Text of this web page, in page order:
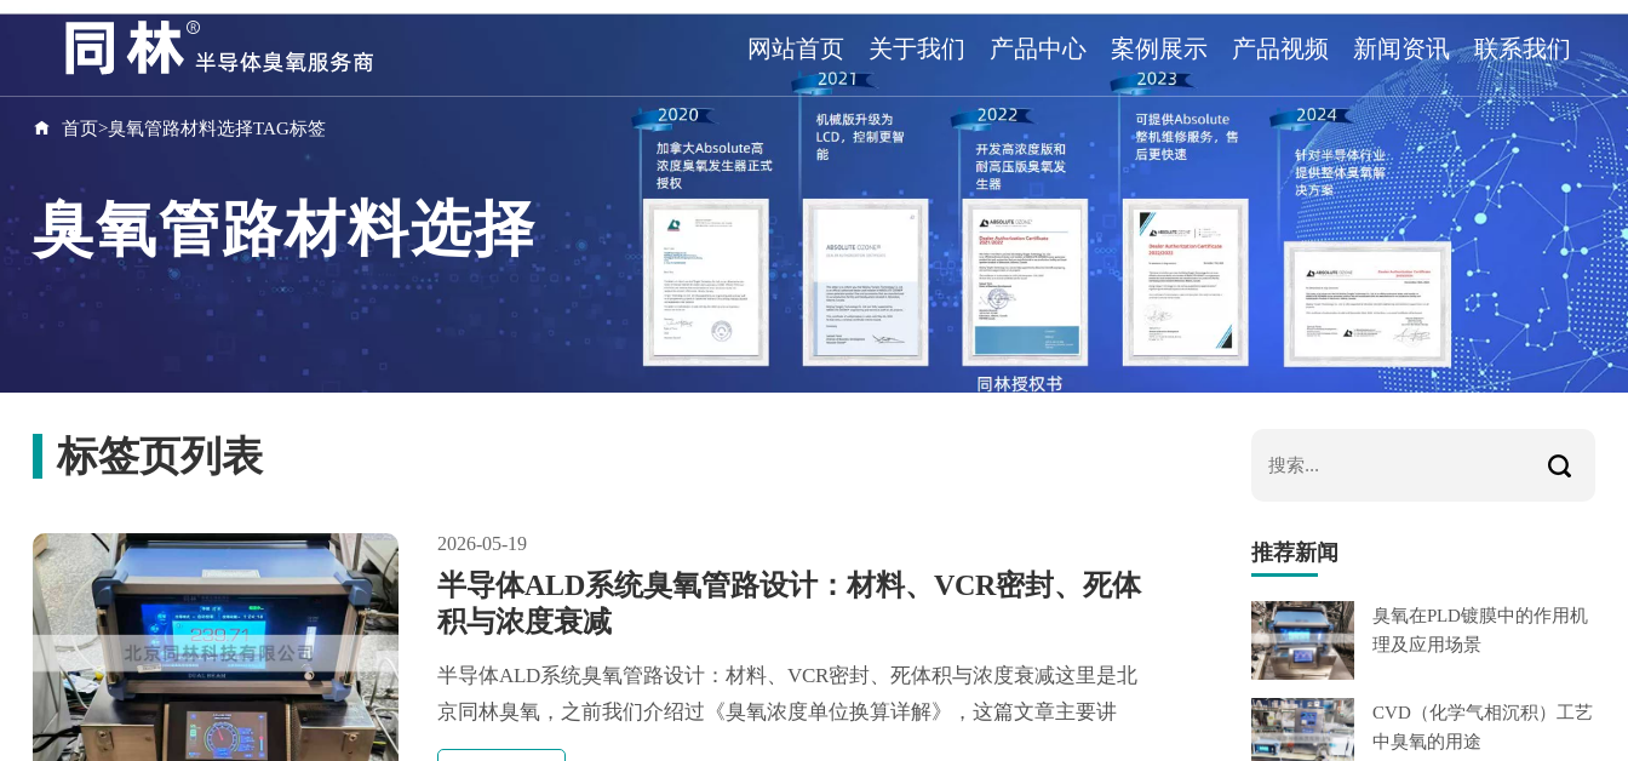
网站首页 关于我们 产品中心 案例展示 产品视频 新闻资讯 联系我们
首页>臭氧管路材料选择TAG标签
臭氧管路材料选择
标签页列表
2026-05-19
半导体ALD系统臭氧管路设计：材料、VCR密封、死体
积与浓度衰减
半导体ALD系统臭氧管路设计：材料、VCR密封、死体积与浓度衰减这里是北
京同林臭氧，之前我们介绍过《臭氧浓度单位换算详解》，这篇文章主要讲
ALD系统臭氧输送管路...
推荐新闻
臭氧在PLD镀膜中的作用机
理及应用场景
CVD（化学气相沉积）工艺
中臭氧的用途